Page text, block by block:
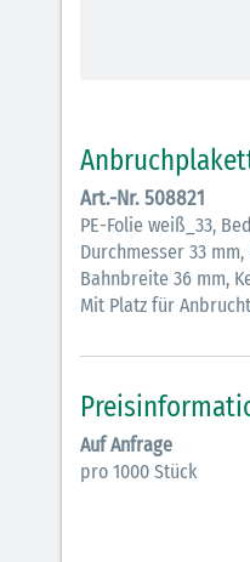
Art.-Nr. 508821
PE-Folie weiß_33,
Durchmesser 33
Bahnbreite 36 mm,
Mit Platz für
Auf Anfrage
pro 1000 Stück